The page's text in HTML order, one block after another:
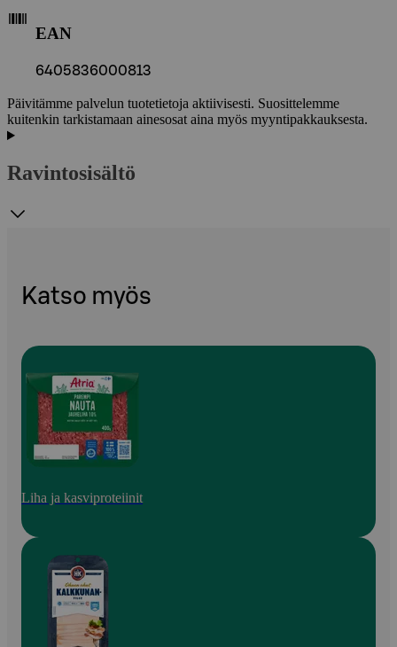
EAN
6405836000813
Päivitämme palvelun tuotetietoja aktiivisesti. Suosittelemme
kuitenkin tarkistamaan ainesosat aina myös myyntipakkauksesta.
Ravintosisältö
Katso myös
Liha ja kasviproteiinit